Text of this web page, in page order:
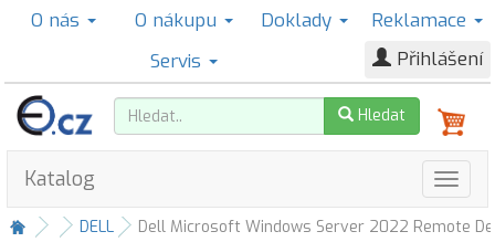
O nás O nákupu Doklady
Reklamace
Servis
Přihlášení
Hledat
Katalog
DELL Dell Microsoft Windows Server 2022 Remote